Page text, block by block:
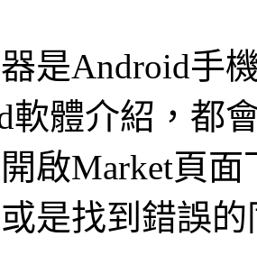
是Android手
軟體介紹，都
啟Market頁
是找到錯誤